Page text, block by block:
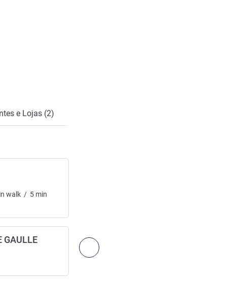
e Lojas (2)
Próximo - Acesso e transporte
walk / 5 min
GAULLE Estação ferroviária
Acesso: